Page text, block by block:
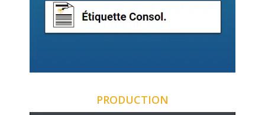
PRODUCTION